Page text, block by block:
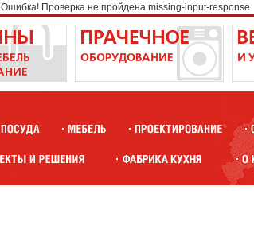
Ошибка! Проверка не пройдена.missing-input-response